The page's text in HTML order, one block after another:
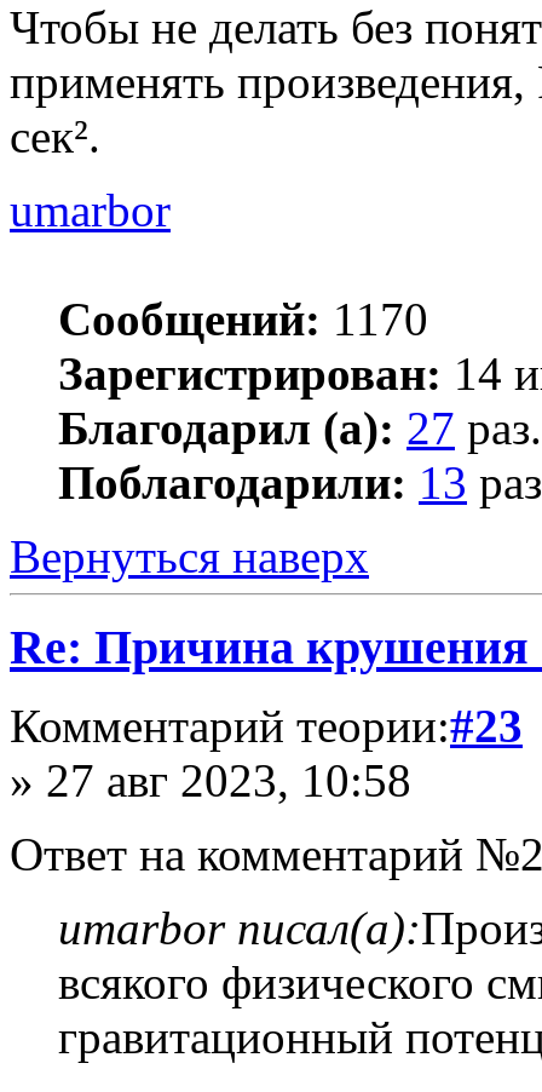
Чтобы не делать без
применять
сек².
umarbor
Сообщений: 1170
Зарегистрирован: 14
Благодарил (а): 27 раз.
Поблагодарили: 13
Вернуться наверх
Re: Причина крушения
Комментарий теории:#23
» 27 авг 2023, 10:58
Ответ на комментарий
umarbor писал(а):
всякого физического
гравитационный